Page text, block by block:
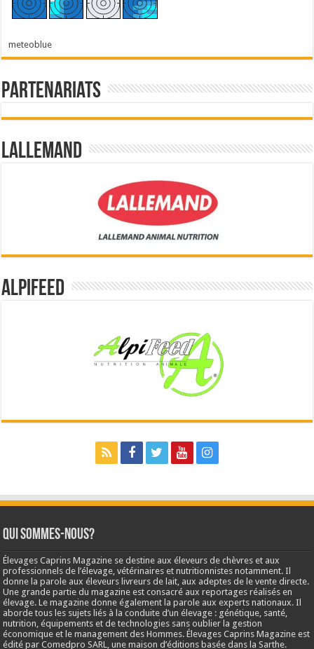
meteoblue
Partenariats
Lallemand
Alpifeed
Qui sommes-nous?
Élevages Caprins Magazine se destine aux éleveurs de chèvres et aux
professionnels de l’élevage, vétérinaires et nutritionnistes notamment. Il
donne la parole aux éleveurs livreurs de lait, aux adeptes de le vente directe.
Une grande partie du magazine est consacré aux reportages réalisés en
élevage. Le magazine donne également la parole aux experts nationaux. Il
aborde tous les sujets liés à la conduite d’un élevage : génétique, santé,
nutrition, équipements et de technologies sans oublier la gestion
économique et le management des Hommes. Élevages Caprins Magazine est
édité par Comedpro SARL, une maison d’éditions basée dans la Sarthe.